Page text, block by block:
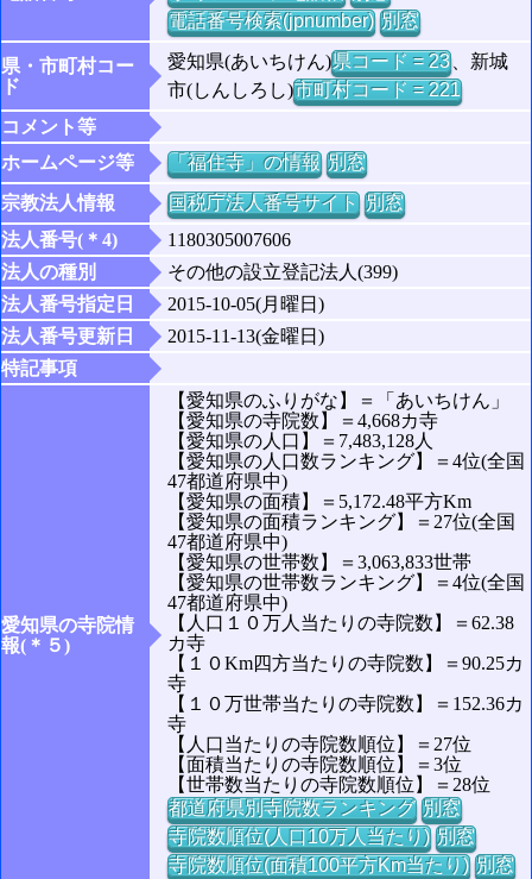
電話番号検索(jpnumber) 別窓
県・市町村コー
ド
愛知県(あいちけん)県コード = 23、新城
市(しんしろし)市町村コード = 221
コメント等
ホームページ等
「福住寺」の情報 別窓
宗教法人情報
国税庁法人番号サイト 別窓
法人番号(＊4)
1180305007606
法人の種別
その他の設立登記法人(399)
法人番号指定日
2015-10-05(月曜日)
法人番号更新日
2015-11-13(金曜日)
特記事項
愛知県の寺院情
報(＊５)
【愛知県のふりがな】＝「あいちけん」
【愛知県の寺院数】＝4,668カ寺
【愛知県の人口】＝7,483,128人
【愛知県の人口数ランキング】＝4位(全国
47都道府県中)
【愛知県の面積】＝5,172.48平方Km
【愛知県の面積ランキング】＝27位(全国
47都道府県中)
【愛知県の世帯数】＝3,063,833世帯
【愛知県の世帯数ランキング】＝4位(全国
47都道府県中)
【人口１０万人当たりの寺院数】＝62.38
カ寺
【１０Km四方当たりの寺院数】＝90.25カ
寺
【１０万世帯当たりの寺院数】＝152.36カ
寺
【人口当たりの寺院数順位】＝27位
【面積当たりの寺院数順位】＝3位
【世帯数当たりの寺院数順位】＝28位
都道府県別寺院数ランキング 別窓
寺院数順位(人口10万人当たり) 別窓
寺院数順位(面積100平方Km当たり) 別窓